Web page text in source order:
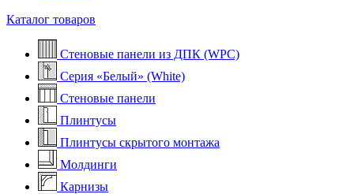
Каталог товаров
Стеновые панели из ДПК (WPC)
Серия «Белый» (White)
Стеновые панели
Плинтусы
Плинтусы скрытого монтажа
Молдинги
Карнизы